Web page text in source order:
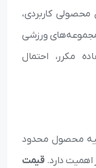
محصولی کاربردی،
مجموعه‌های ورزشی
مکرر، احتمال
محصول محدود
اهمیت دارد. قیمت